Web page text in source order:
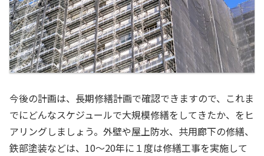
今後の計画は、長期修繕計画で確認できますので、これま
でにどんなスケジュールで大規模修繕をしてきたか、をヒ
アリングしましょう。外壁や屋上防水、共用廊下の修繕、
鉄部塗装などは、10～20年に１度は修繕工事を実施して